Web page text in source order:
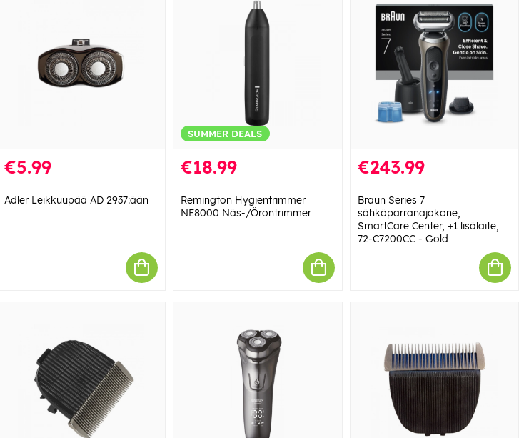
€5.99
Adler Leikkuupää AD 2937:ään
SUMMER DEALS
€18.99
Remington Hygientrimmer
NE8000 Näs-/Örontrimmer
€243.99
Braun Series 7
sähköparranajokone,
SmartCare Center, +1 lisälaite,
72-C7200CC - Gold